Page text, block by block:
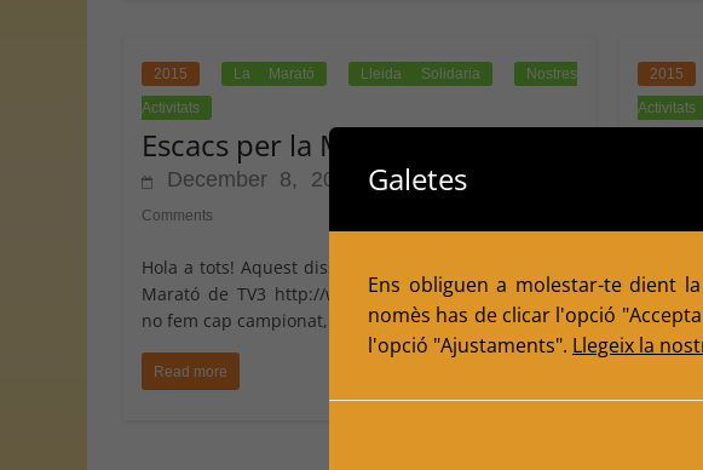
2015 La Marató Lleida Solidaria
Nostres
Activitats
Escacs per la Marató de TV3
December 8, 2015 Escacs Balafia
Comments
Hola a tots! Aquest dissabte tornem a participar a la
Marató de TV3 http://www.tv3.cat/marato/, enguany
no fem cap campionat, organitzem
Read more
2015
Activitats
Hola
TV3,
Read
Galetes
Ens obliguen a molestar-te dient
nomès has de clicar l'opció
l'opció "Ajustaments". Llegeix la